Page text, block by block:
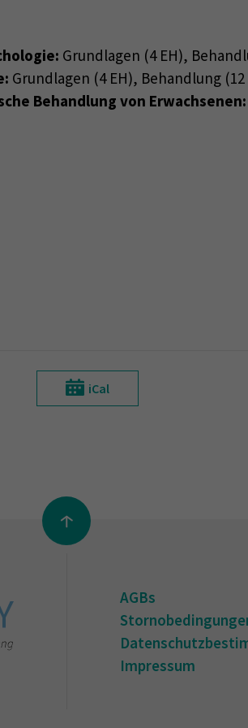
Grundlagen (4 EH),
Grundlagen (4 EH), Behandlung (12
Behandlung von Erwachsenen:
iCal
AGBs
Impressum